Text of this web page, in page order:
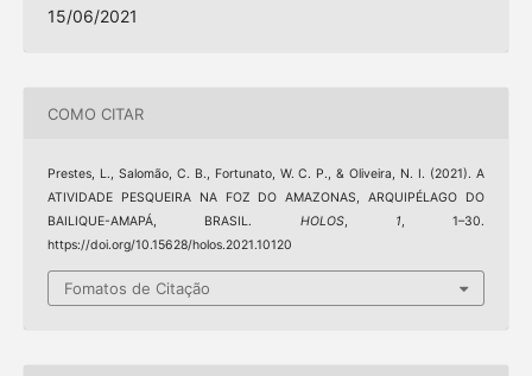
15/06/2021
COMO CITAR
Prestes, L., Salomão, C. B., Fortunato, W. C. P., & Oliveira, N. I. (2021). A
ATIVIDADE PESQUEIRA NA FOZ DO AMAZONAS, ARQUIPÉLAGO DO
BAILIQUE-AMAPÁ, BRASIL. HOLOS, 1, 1–30.
https://doi.org/10.15628/holos.2021.10120
Fomatos de Citação